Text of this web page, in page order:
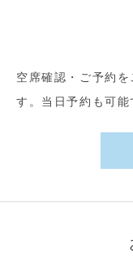
空席確認・ご予約
す。当日予約も可能